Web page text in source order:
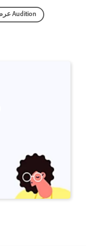
عرض كل البرامج التعليمية وعددها Audition